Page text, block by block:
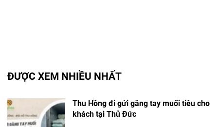
ĐƯỢC XEM NHIỀU NHẤT
Thu Hồng đi gửi găng tay muối tiêu cho
khách tại Thủ Đức